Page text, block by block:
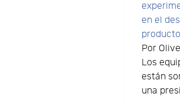
en el
Por
Los
están
una